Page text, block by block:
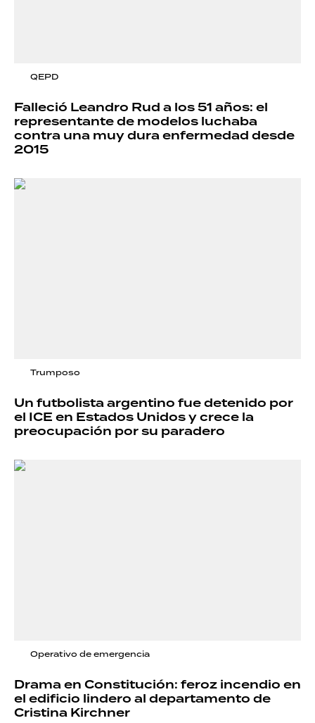
QEPD
Falleció Leandro Rud a los 51 años: el
representante de modelos luchaba
contra una muy dura enfermedad desde
2015
Trumposo
Un futbolista argentino fue detenido por
el ICE en Estados Unidos y crece la
preocupación por su paradero
Operativo de emergencia
Drama en Constitución: feroz incendio en
el edificio lindero al departamento de
Cristina Kirchner